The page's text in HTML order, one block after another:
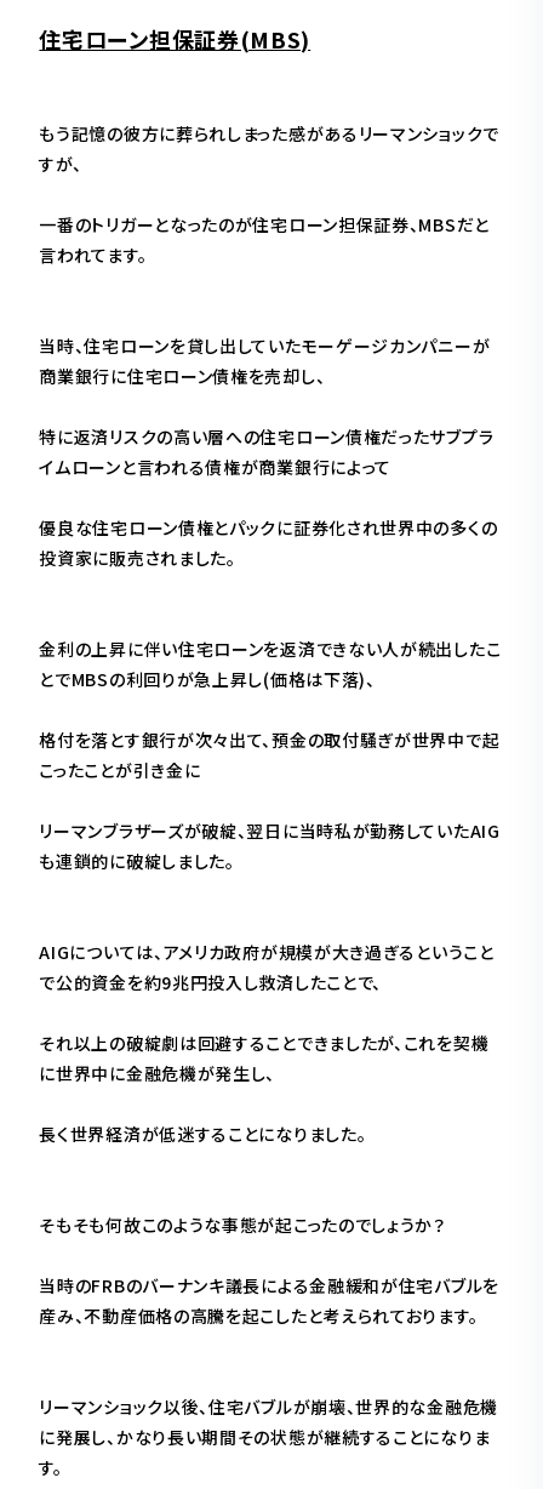
住宅ローン担保証券(MBS)
もう記憶の彼方に葬られしまった感があるリーマンショックで
すが、
一番のトリガーとなったのが住宅ローン担保証券、MBSだと
言われてます。
当時、住宅ローンを貸し出していたモーゲージカンパニーが
商業銀行に住宅ローン債権を売却し、
特に返済リスクの高い層への住宅ローン債権だったサブプラ
イムローンと言われる債権が商業銀行によって
優良な住宅ローン債権とパックに証券化され世界中の多くの
投資家に販売されました。
金利の上昇に伴い住宅ローンを返済できない人が続出したこ
とでMBSの利回りが急上昇し(価格は下落)、
格付を落とす銀行が次々出て、預金の取付騒ぎが世界中で起
こったことが引き金に
リーマンブラザーズが破綻、翌日に当時私が勤務していたAIG
も連鎖的に破綻しました。
AIGについては、アメリカ政府が規模が大き過ぎるということ
で公的資金を約9兆円投入し救済したことで、
それ以上の破綻劇は回避することできましたが、これを契機
に世界中に金融危機が発生し、
長く世界経済が低迷することになりました。
そもそも何故このような事態が起こったのでしょうか？
当時のFRBのバーナンキ議長による金融緩和が住宅バブルを
産み、不動産価格の高騰を起こしたと考えられております。
リーマンショック以後、住宅バブルが崩壊、世界的な金融危機
に発展し、かなり長い期間その状態が継続することになりま
す。